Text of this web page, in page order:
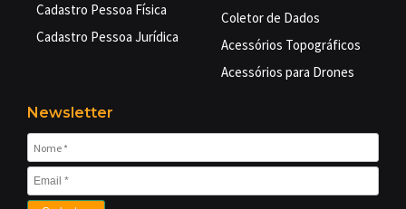
Cadastro Pessoa Física
Cadastro Pessoa Jurídica
Coletor de Dados
Acessórios Topográficos
Acessórios para Drones
Newsletter